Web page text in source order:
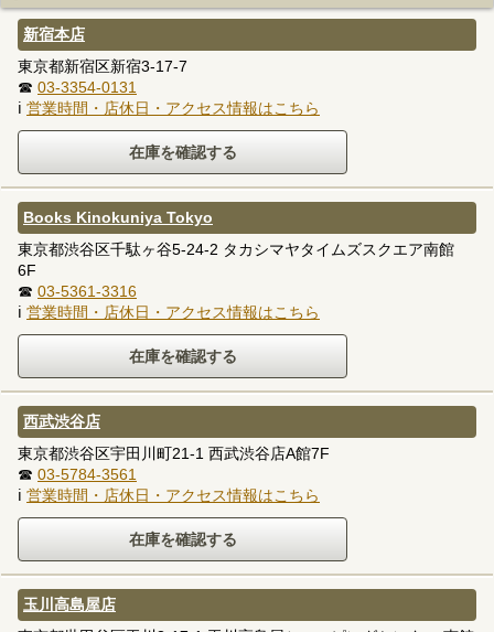
新宿本店
東京都新宿区新宿3-17-7
☎ 03-3354-0131
ℹ 営業時間・店休日・アクセス情報はこちら
Books Kinokuniya Tokyo
東京都渋谷区千駄ヶ谷5-24-2 タカシマヤタイムズスクエア南館
6F
☎ 03-5361-3316
ℹ 営業時間・店休日・アクセス情報はこちら
西武渋谷店
東京都渋谷区宇田川町21-1 西武渋谷店A館7F
☎ 03-5784-3561
ℹ 営業時間・店休日・アクセス情報はこちら
玉川高島屋店